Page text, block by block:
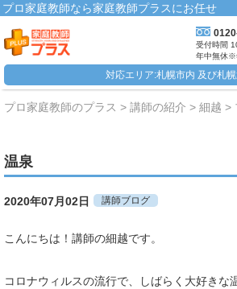
プロ家庭教師なら家庭教師プラスにお任せ
受付時間
年中無休※
対応エリア:札幌市内 及び札
プロ家庭教師のプラス 講師の紹介 細越
温泉
2020年07月02日 講師ブログ
こんにちは！講師の細越です。
コロナウィルスの流行で、しばらく大好きな